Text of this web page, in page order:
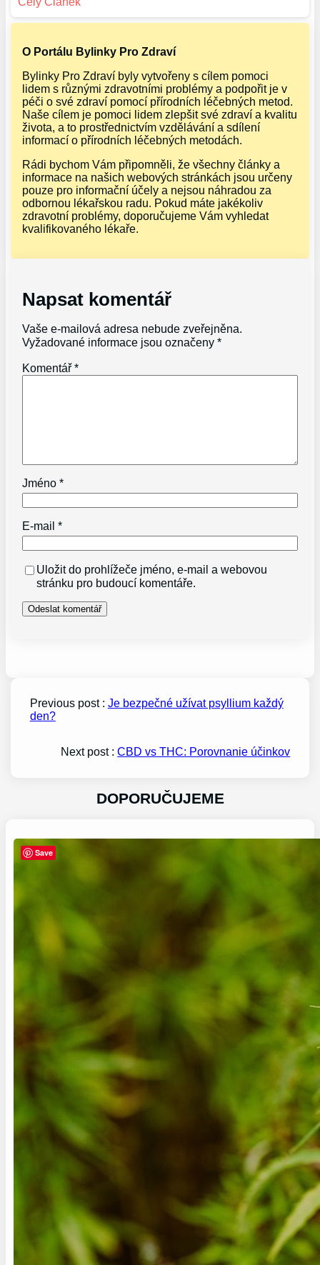
O Portálu Bylinky Pro Zdraví
Bylinky Pro Zdraví byly vytvořeny s cílem pomoci
lidem s různými zdravotními problémy a podpořit je v
péči o své zdraví pomocí přírodních léčebných metod.
Naše cílem je pomoci lidem zlepšit své zdraví a kvalitu
života, a to prostřednictvím vzdělávání a sdílení
informací o přírodních léčebných metodách.
Rádi bychom Vám připomněli, že všechny články a
informace na našich webových stránkách jsou určeny
pouze pro informační účely a nejsou náhradou za
odbornou lékařskou radu. Pokud máte jakékoliv
zdravotní problémy, doporučujeme Vám vyhledat
kvalifikovaného lékaře.
Napsat komentář
Vaše e-mailová adresa nebude zveřejněna.
Vyžadované informace jsou označeny*
Komentář*
Jméno*
E-mail*
Uložit do prohlížeče jméno, e-mail a webovou
stránku pro budoucí komentáře.
Previous post : Je bezpečné užívat psyllium každý
den?
Next post :CBD vs THC: Porovnanie účinkov
DOPORUČUJEME
Save